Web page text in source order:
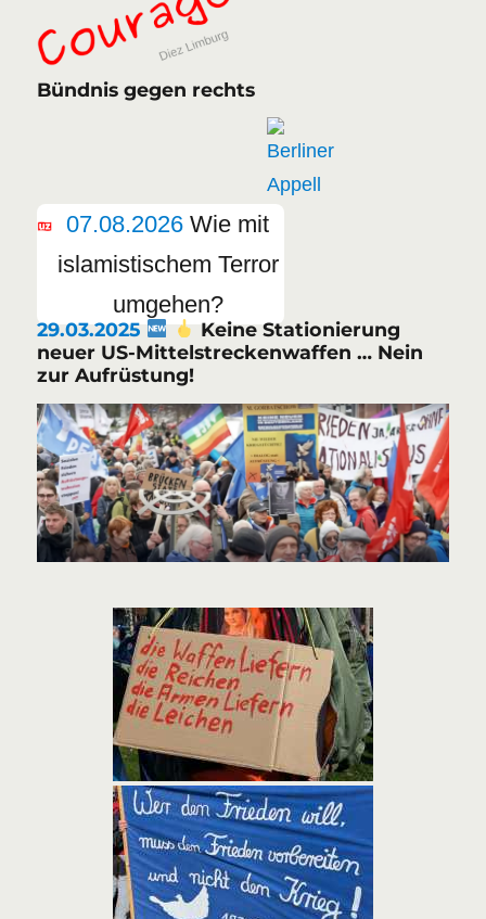
Bündnis gegen rechts
07.08.2026 Wie mit
islamistischem Terror
umgehen?
29.03.2025
Keine Stationierung
neuer US-Mittelstreckenwaffen … Nein
zur Aufrüstung!